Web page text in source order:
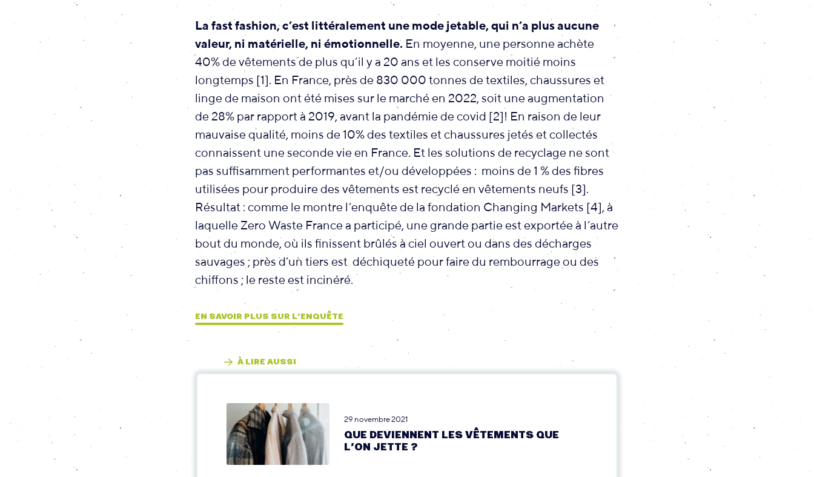
La fast fashion, c’est littéralement une mode jetable, qui n’a plus aucune
valeur, ni matérielle, ni émotionnelle. En moyenne, une personne achète
40% de vêtements de plus qu’il y a 20 ans et les conserve moitié moins
longtemps [1]. En France, près de 830 000 tonnes de textiles, chaussures et
linge de maison ont été mises sur le marché en 2022, soit une augmentation
de 28% par rapport à 2019, avant la pandémie de covid [2]! En raison de leur
mauvaise qualité, moins de 10% des textiles et chaussures jetés et collectés
connaissent une seconde vie en France. Et les solutions de recyclage ne sont
pas suffisamment performantes et/ou développées : moins de 1 % des fibres
utilisées pour produire des vêtements est recyclé en vêtements neufs [3].
Résultat : comme le montre l’enquête de la fondation Changing Markets [4], à
laquelle Zero Waste France a participé, une grande partie est exportée à l’autre
bout du monde, où ils finissent brûlés à ciel ouvert ou dans des décharges
sauvages ; près d’un tiers est déchiqueté pour faire du rembourrage ou des
chiffons ; le reste est incinéré.
EN SAVOIR PLUS SUR L’ENQUÊTE
À LIRE AUSSI
29 novembre 2021
QUE DEVIENNENT LES VÊTEMENTS QUE
L’ON JETTE ?